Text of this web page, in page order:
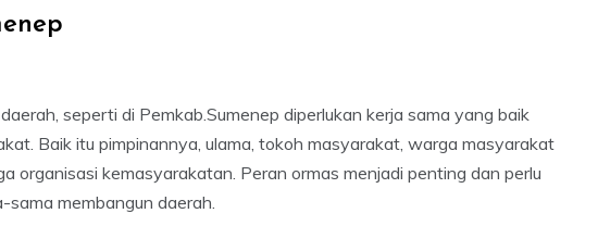
seperti di Pemkab.Sumenep diperlukan kerja sama yang baik
Baik itu pimpinannya, ulama, tokoh masyarakat, warga masyarakat
organisasi kemasyarakatan. Peran ormas menjadi penting dan perlu
membangun daerah.